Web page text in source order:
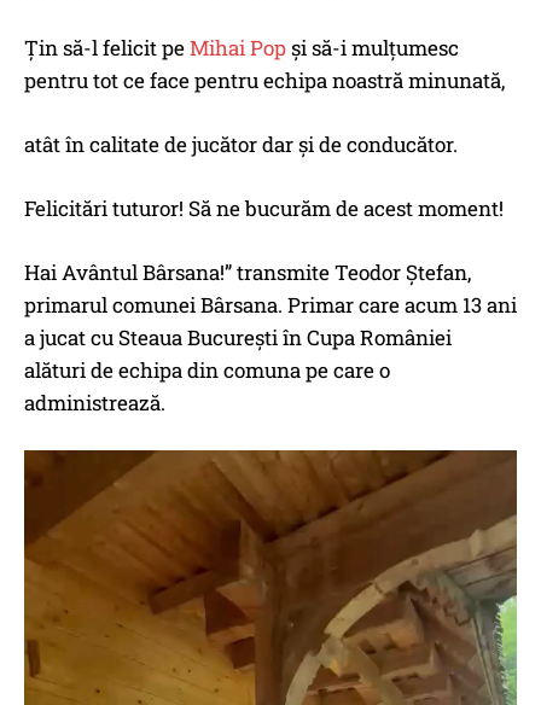
Țin să-l felicit peMihai Popși să-i mulțumesc
pentru tot ce face pentru echipa noastră minunată,
atât în calitate de jucător dar și de conducător.
Felicitări tuturor! Să ne bucurăm de acest moment!
Hai Avântul Bârsana!” transmite Teodor Ștefan,
primarul comunei Bârsana. Primar care acum 13 ani
a jucat cu Steaua București în Cupa României
alături de echipa din comuna pe care o
administrează.